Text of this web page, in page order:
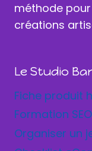
méthode
créations
Le Studio
Fiche produit
Formation SEO
Organiser un